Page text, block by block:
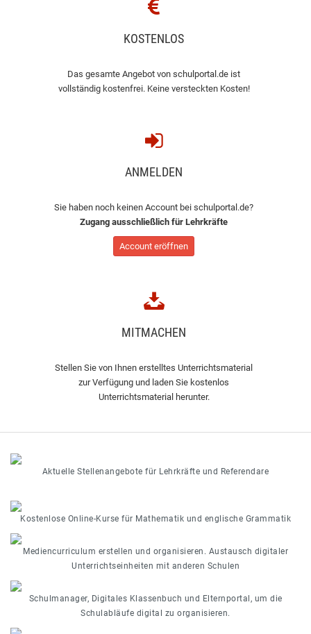
KOSTENLOS
Das gesamte Angebot von schulportal.de ist
vollständig kostenfrei. Keine versteckten Kosten!
ANMELDEN
Sie haben noch keinen Account bei schulportal.de?
Zugang ausschließlich für Lehrkräfte
Account eröffnen
MITMACHEN
Stellen Sie von Ihnen erstelltes Unterrichtsmaterial
zur Verfügung und laden Sie kostenlos
Unterrichtsmaterial herunter.
Aktuelle Stellenangebote für Lehrkräfte und Referendare
Kostenlose Online-Kurse für Mathematik und englische Grammatik
Mediencurriculum erstellen und organisieren. Austausch digitaler
Unterrichtseinheiten mit anderen Schulen
Schulmanager, Digitales Klassenbuch und Elternportal, um die
Schulabläufe digital zu organisieren.